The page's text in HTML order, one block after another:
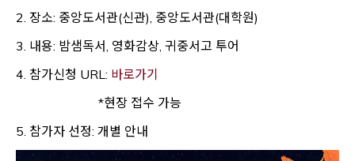
2. 장소: 중앙도서관(신관), 중앙도서관(대학원)
3. 내용: 밤샘독서, 영화감상, 귀중서고 투어
4. 참가신청 URL: 바로가기
*현장 접수 가능
5. 참가자 선정: 개별 안내